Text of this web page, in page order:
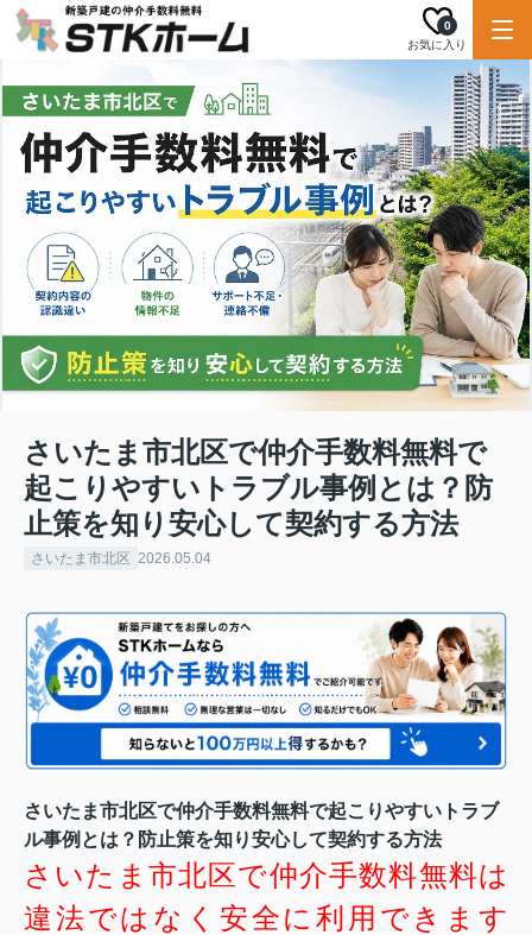
お気に入り
0
さいたま市北区で仲介手数料無料で
起こりやすいトラブル事例とは？防
止策を知り安心して契約する方法
さいたま市北区 2026.05.04
さいたま市北区で仲介手数料無料で起こりやすいトラブ
ル事例とは？防止策を知り安心して契約する方法
さいたま市北区で仲介手数料無料は
違法ではなく安全に利用できます